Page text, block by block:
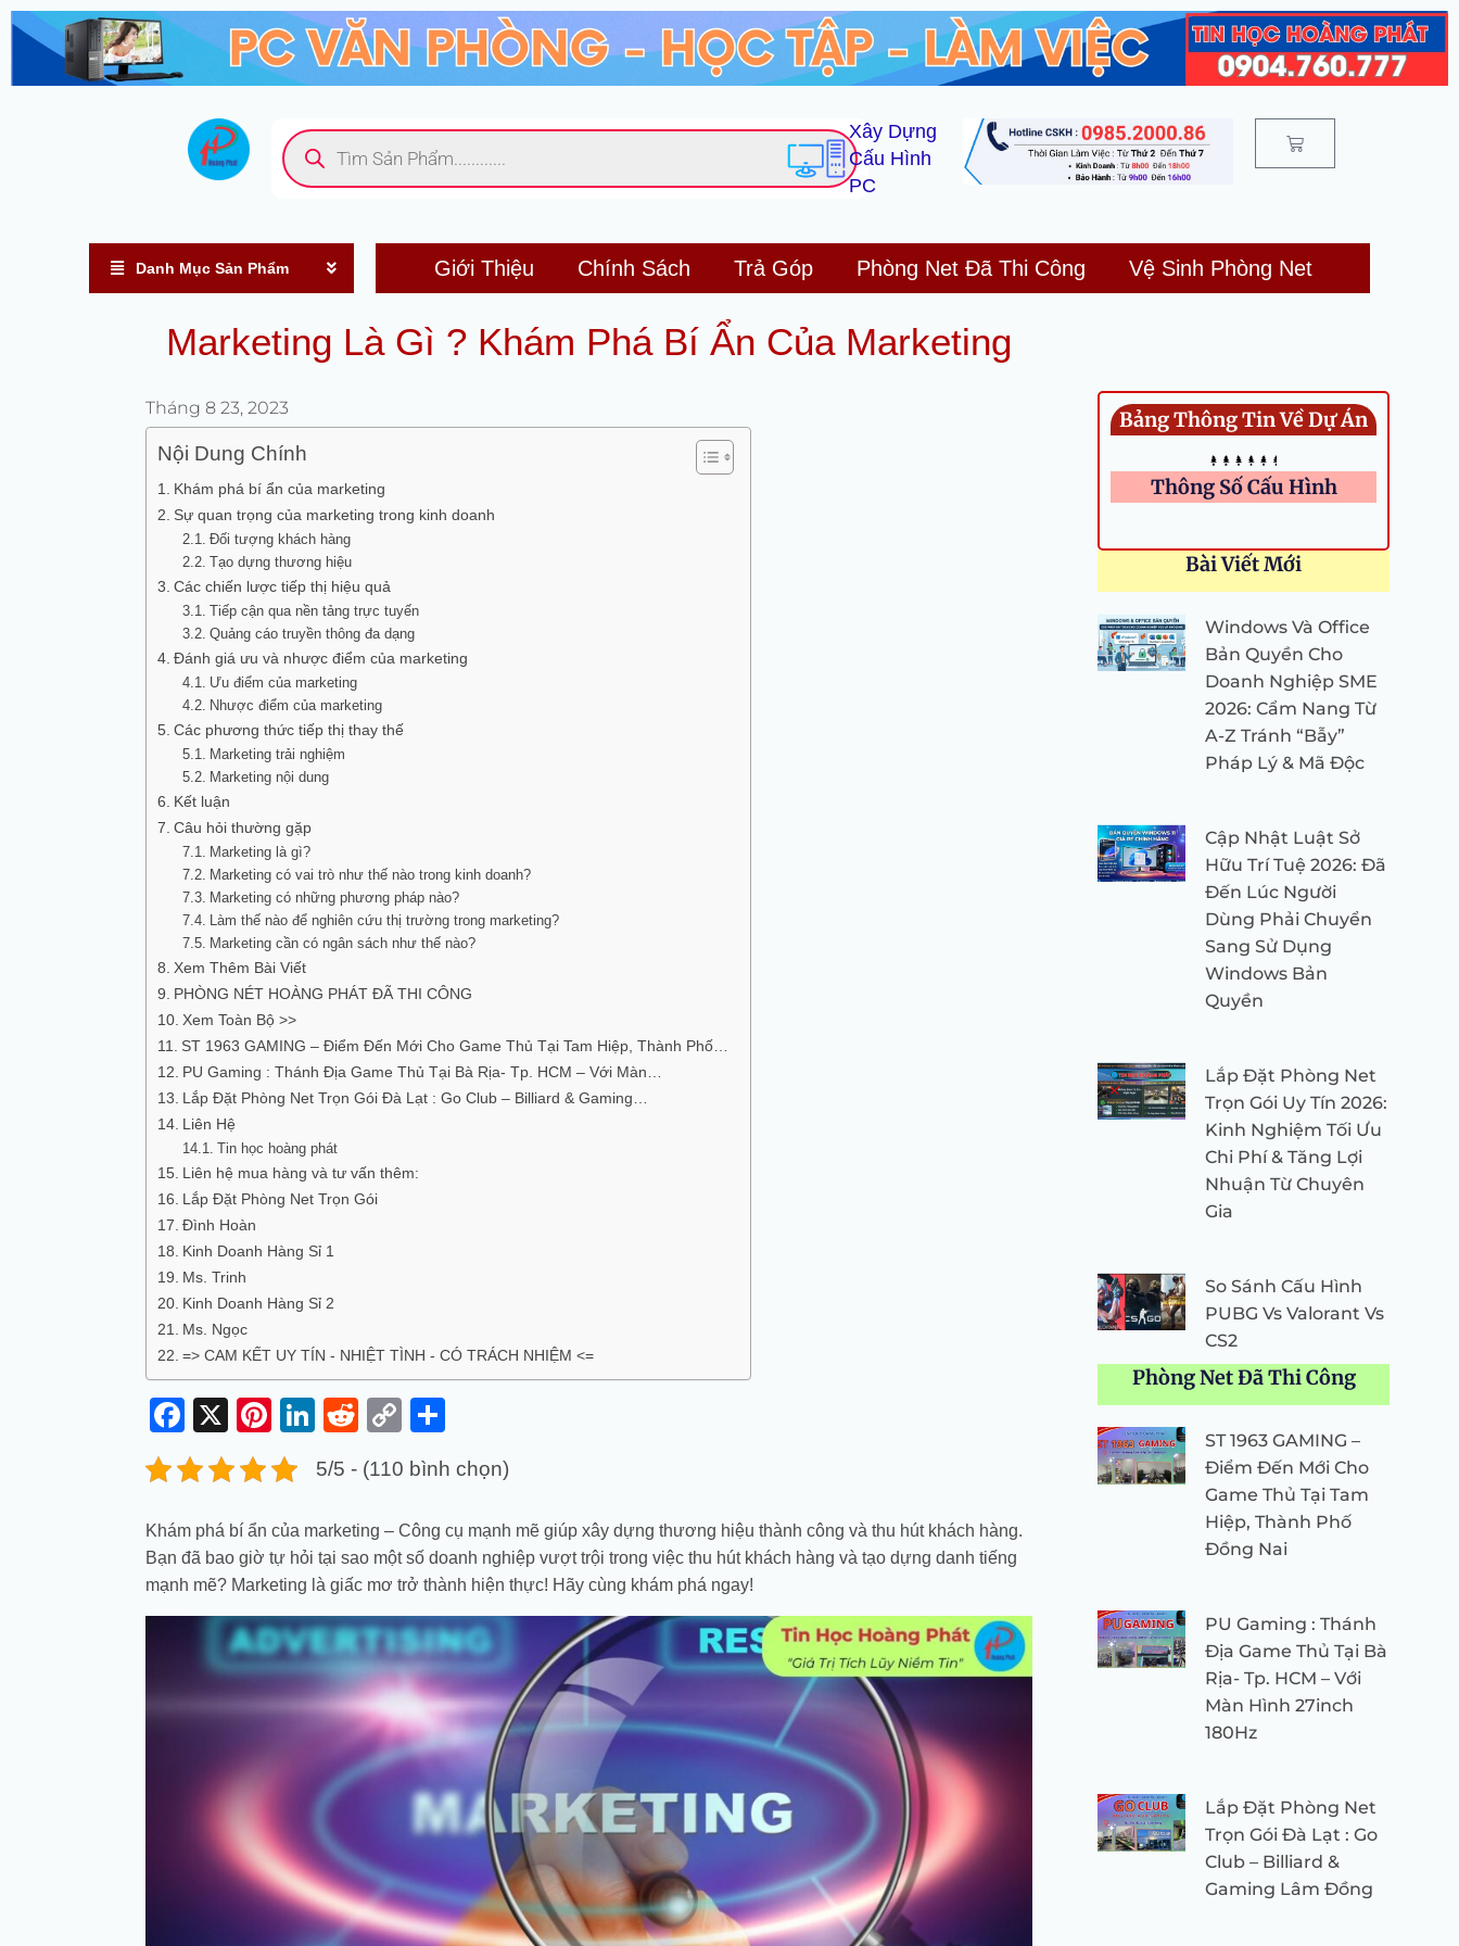
Nhảy
Tìm
kiếm
sản
phẩm
Xây Dựng
Cấu Hình
PC
Cart
Danh Mục Sản Phẩm Giới Thiệu Chính Sách Trả Góp Phòng Net Đã Thi Công Vệ Sinh Phòng Net
Marketing Là Gì ? Khám Phá Bí Ẩn Của Marketing
Tháng 8 23, 2023
Nội Dung Chính
Khám phá bí ẩn của marketing
Sự quan trọng của marketing trong kinh doanh
Đối tượng khách hàng
Tạo dựng thương hiệu
Các chiến lược tiếp thị hiệu quả
Tiếp cận qua nền tảng trực tuyến
Quảng cáo truyền thông đa dạng
Đánh giá ưu và nhược điểm của marketing
Ưu điểm của marketing
Nhược điểm của marketing
Các phương thức tiếp thị thay thế
Marketing trải nghiệm
Marketing nội dung
Kết luận
Câu hỏi thường gặp
Marketing là gì?
Marketing có vai trò như thế nào trong kinh doanh?
Marketing có những phương pháp nào?
Làm thế nào để nghiên cứu thị trường trong marketing?
Marketing cần có ngân sách như thế nào?
Xem Thêm Bài Viết
PHÒNG NÉT HOÀNG PHÁT ĐÃ THI CÔNG
Xem Toàn Bộ >>
ST 1963 GAMING – Điểm Đến Mới Cho Game Thủ Tại Tam Hiệp, Thành Phố…
PU Gaming : Thánh Địa Game Thủ Tại Bà Rịa- Tp. HCM – Với Màn…
Lắp Đặt Phòng Net Trọn Gói Đà Lạt : Go Club – Billiard & Gaming…
Liên Hệ
Tin học hoàng phát
Liên hệ mua hàng và tư vấn thêm:
Lắp Đặt Phòng Net Trọn Gói
Đình Hoàn
Kinh Doanh Hàng Sỉ 1
Ms. Trinh
Kinh Doanh Hàng Sỉ 2
Ms. Ngọc
=> CAM KẾT UY TÍN - NHIỆT TÌNH - CÓ TRÁCH NHIỆM <=
Facebook
X Pinterest
LinkedIn
RedditCopy
Link
5/5 - (110 bình chọn)
Khám phá bí ẩn của marketing – Công cụ mạnh mẽ giúp xây dựng thương hiệu thành công và thu hút khách hàng.
Bạn đã bao giờ tự hỏi tại sao một số doanh nghiệp vượt trội trong việc thu hút khách hàng và tạo dựng danh tiếng
mạnh mẽ? Marketing là giấc mơ trở thành hiện thực! Hãy cùng khám phá ngay!
Bảng Thông Tin Về Dự Án
Thông Số Cấu Hình
Bài Viết Mới
Windows Và Office
Bản Quyền Cho
Doanh Nghiệp SME
2026: Cẩm Nang Từ
A-Z Tránh “Bẫy”
Pháp Lý & Mã Độc
Cập Nhật Luật Sở
Hữu Trí Tuệ 2026: Đã
Đến Lúc Người
Dùng Phải Chuyển
Sang Sử Dụng
Windows Bản
Quyền
Lắp Đặt Phòng Net
Trọn Gói Uy Tín 2026:
Kinh Nghiệm Tối Ưu
Chi Phí & Tăng Lợi
Nhuận Từ Chuyên
Gia
So Sánh Cấu Hình
PUBG Vs Valorant Vs
CS2
Phòng Net Đã Thi Công
ST 1963 GAMING –
Điểm Đến Mới Cho
Game Thủ Tại Tam
Hiệp, Thành Phố
Đồng Nai
PU Gaming : Thánh
Địa Game Thủ Tại Bà
Rịa- Tp. HCM – Với
Màn Hình 27inch
180Hz
Lắp Đặt Phòng Net
Trọn Gói Đà Lạt : Go
Club – Billiard &
Gaming Lâm Đồng